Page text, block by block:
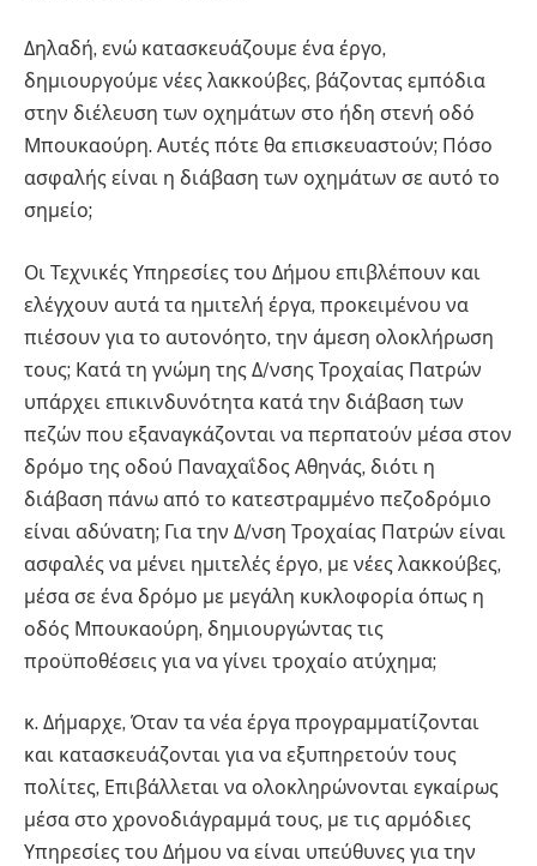
Δηλαδή, ενώ κατασκευάζουμε ένα έργο,
δημιουργούμε νέες λακκούβες, βάζοντας εμπόδια
στην διέλευση των οχημάτων στο ήδη στενή οδό
Μπουκαούρη. Αυτές πότε θα επισκευαστούν; Πόσο
ασφαλής είναι η διάβαση των οχημάτων σε αυτό το
σημείο;
Οι Τεχνικές Υπηρεσίες του Δήμου επιβλέπουν και
ελέγχουν αυτά τα ημιτελή έργα, προκειμένου να
πιέσουν για το αυτονόητο, την άμεση ολοκλήρωση
τους; Κατά τη γνώμη της Δ/νσης Τροχαίας Πατρών
υπάρχει επικινδυνότητα κατά την διάβαση των
πεζών που εξαναγκάζονται να περπατούν μέσα στον
δρόμο της οδού Παναχαΐδος Αθηνάς, διότι η
διάβαση πάνω από το κατεστραμμένο πεζοδρόμιο
είναι αδύνατη; Για την Δ/νση Τροχαίας Πατρών είναι
ασφαλές να μένει ημιτελές έργο, με νέες λακκούβες,
μέσα σε ένα δρόμο με μεγάλη κυκλοφορία όπως η
οδός Μπουκαούρη, δημιουργώντας τις
προϋποθέσεις για να γίνει τροχαίο ατύχημα;
κ. Δήμαρχε, Όταν τα νέα έργα προγραμματίζονται
και κατασκευάζονται για να εξυπηρετούν τους
πολίτες, Επιβάλλεται να ολοκληρώνονται εγκαίρως
μέσα στο χρονοδιάγραμμά τους, με τις αρμόδιες
Υπηρεσίες του Δήμου να είναι υπεύθυνες για την